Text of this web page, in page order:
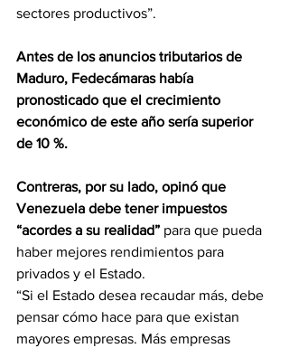
sectores productivos”.
Antes de los anuncios tributarios de
Maduro, Fedecámaras había
pronosticado que el crecimiento
económico de este año sería superior
de 10 %.
Contreras, por su lado, opinó que
Venezuela debe tener impuestos
“acordes a su realidad” para que pueda
haber mejores rendimientos para
privados y el Estado.
“Si el Estado desea recaudar más, debe
pensar cómo hace para que existan
mayores empresas. Más empresas